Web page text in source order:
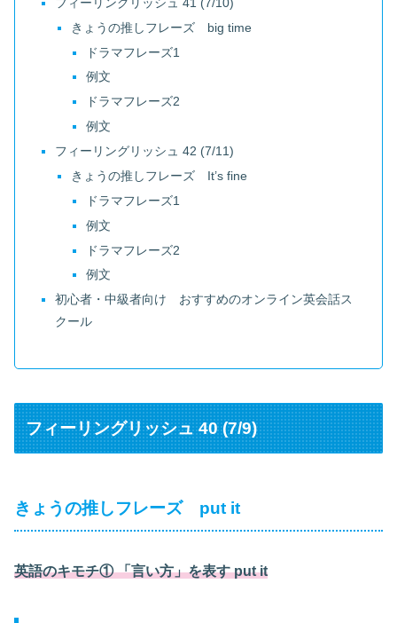
きょうの推しフレーズ big time
ドラマフレーズ1
例文
ドラマフレーズ2
例文
フィーリングリッシュ 42 (7/11)
きょうの推しフレーズ It’s fine
ドラマフレーズ1
例文
ドラマフレーズ2
例文
初心者・中級者向け おすすめのオンライン英会話ス
クール
フィーリングリッシュ 40 (7/9)
きょうの推しフレーズ put it
英語のキモチ① 「言い方」を表す put it